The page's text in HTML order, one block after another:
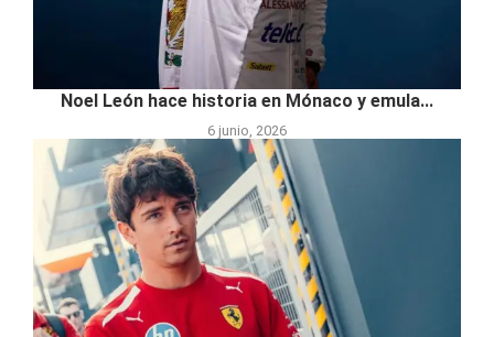
Noel León hace historia en Mónaco y emula...
6 junio, 2026